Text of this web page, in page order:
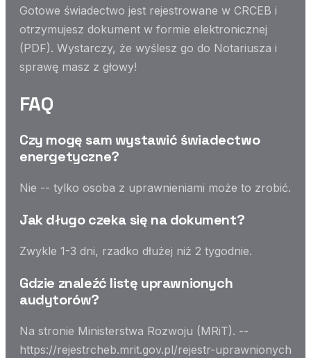
Gotowe świadectwo jest rejestrowane w CRCEB i
otrzymujesz dokument w formie elektronicznej
(PDF). Wystarczy, że wyślesz go do Notariusza i
sprawę masz z głowy!
FAQ
Czy mogę sam wystawić świadectwo
energetyczne?
Nie -- tylko osoba z uprawnieniami może to zrobić.
Jak długo czeka się na dokument?
Zwykle 1-3 dni, rzadko dłużej niż 2 tygodnie.
Gdzie znaleźć listę uprawnionych
audytorów?
Na stronie Ministerstwa Rozwoju (MRiT). --
https://rejestrcheb.mrit.gov.pl/rejestr-uprawnionych